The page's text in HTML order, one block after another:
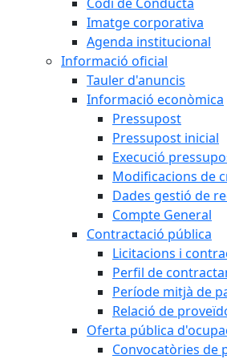
Imatge corporativa
Agenda institucional
Informació oficial
Tauler d'anuncis
Informació econòmica
Pressupost
Pressupost inicial
Execució
Modificacions de
Dades gestió de
Compte General
Contractació pública
Licitacions i
Perfil de
Període mitjà de
Relació de
Oferta pública
Convocatòries de